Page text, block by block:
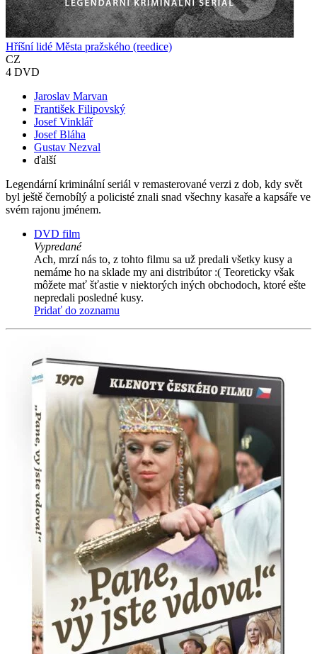
Hříšní lidé Města pražského (reedice)
CZ
4 DVD
Jaroslav Marvan
František Filipovský
Josef Vinklář
Josef Bláha
Gustav Nezval
ďalší
Legendární kriminální seriál v remasterované verzi z dob, kdy svět
byl ještě černobílý a policisté znali snad všechny kasaře a kapsáře ve
svém rajonu jménem.
DVD film
Vypredané
Ach, mrzí nás to, z tohto filmu sa už predali všetky kusy a
nemáme ho na sklade my ani distribútor :( Teoreticky však
môžete mať šťastie v niektorých iných obchodoch, ktoré ešte
nepredali posledné kusy.
Pridať do zoznamu